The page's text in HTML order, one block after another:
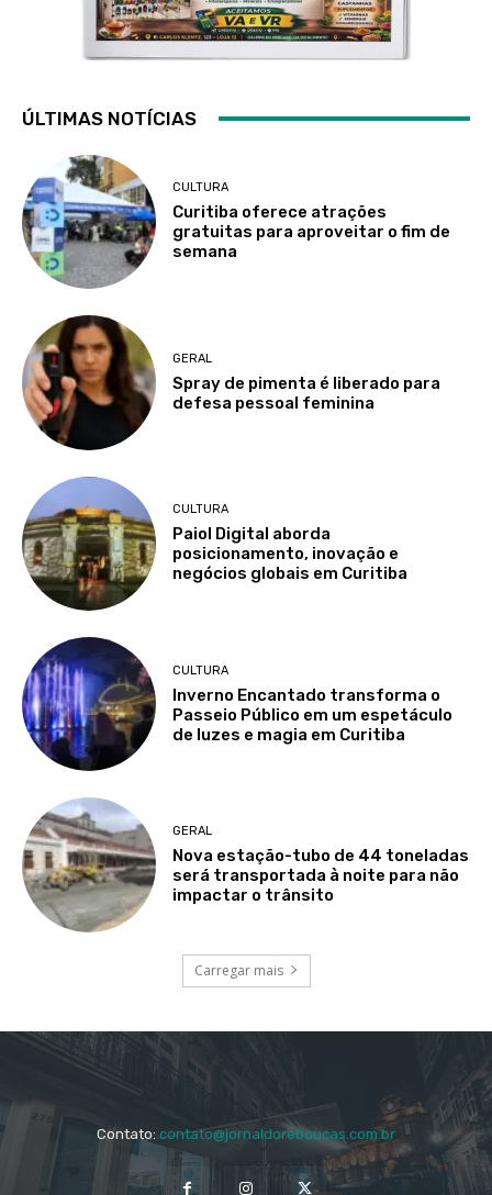
ÚLTIMAS NOTÍCIAS
CULTURA
Curitiba oferece atrações
gratuitas para aproveitar o fim de
semana
GERAL
Spray de pimenta é liberado para
defesa pessoal feminina
CULTURA
Paiol Digital aborda
posicionamento, inovação e
negócios globais em Curitiba
CULTURA
Inverno Encantado transforma o
Passeio Público em um espetáculo
de luzes e magia em Curitiba
GERAL
Nova estação-tubo de 44 toneladas
será transportada à noite para não
impactar o trânsito
Carregar mais
Contato: contato@jornaldoreboucas.com.br